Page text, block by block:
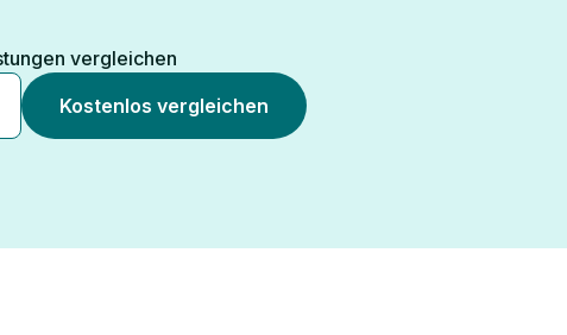
vergleichen
Kostenlos vergleichen